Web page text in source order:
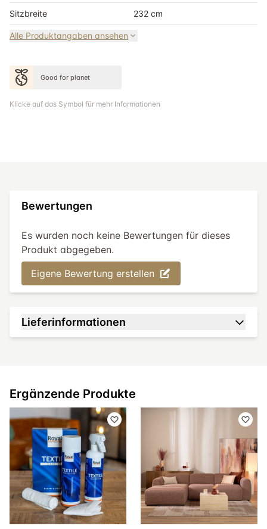
Sitzbreite 232 cm
Alle Produktangaben ansehen
Good for planet
Klicke auf das Symbol für mehr Informationen
Bewertungen
Es wurden noch keine Bewertungen für dieses
Produkt abgegeben.
Eigene Bewertung erstellen
Lieferinformationen
Ergänzende Produkte